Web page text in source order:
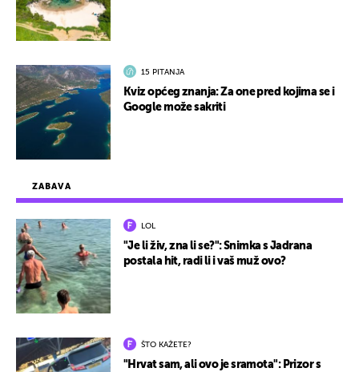
ZABAVA
LOL
"Je li živ, zna li se?": Snimka s Jadrana
postala hit, radi li i vaš muž ovo?
ŠTO KAŽETE?
"Hrvat sam, ali ovo je sramota": Prizor s
15 PITANJA
Kviz općeg znanja: Za one pred kojima se i
Google može sakriti